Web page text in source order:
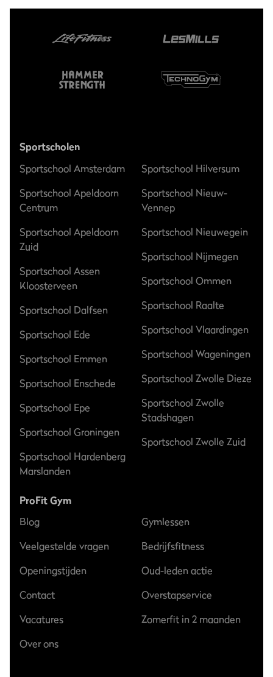
Sportscholen
Sportschool Amsterdam
Sportschool Apeldoorn
Centrum
Sportschool Apeldoorn
Zuid
Sportschool Assen
Kloosterveen
Sportschool Dalfsen
Sportschool Ede
Sportschool Emmen
Sportschool Enschede
Sportschool Epe
Sportschool Groningen
Sportschool Hardenberg
Marslanden
Sportschool Hilversum
Sportschool Nieuw-
Vennep
Sportschool Nieuwegein
Sportschool Nijmegen
Sportschool Ommen
Sportschool Raalte
Sportschool Vlaardingen
Sportschool Wageningen
Sportschool Zwolle Dieze
Sportschool Zwolle
Stadshagen
Sportschool Zwolle Zuid
ProFit Gym
Blog
Veelgestelde vragen
Openingstijden
Contact
Vacatures
Over ons
Gymlessen
Bedrijfsfitness
Oud-leden actie
Overstapservice
Zomerfit in 2 maanden